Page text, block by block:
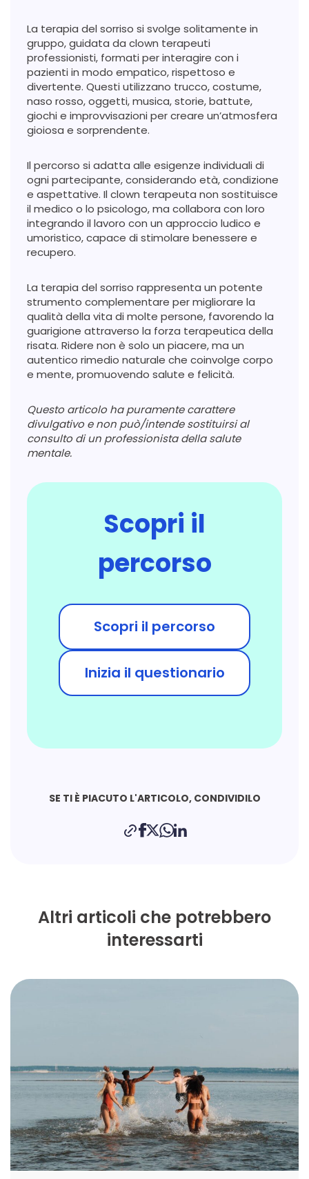
La terapia del sorriso si svolge solitamente in
gruppo, guidata da clown terapeuti
professionisti, formati per interagire con i
pazienti in modo empatico, rispettoso e
divertente. Questi utilizzano trucco, costume,
naso rosso, oggetti, musica, storie, battute,
giochi e improvvisazioni per creare un’atmosfera
gioiosa e sorprendente.
Il percorso si adatta alle esigenze individuali di
ogni partecipante, considerando età, condizione
e aspettative. Il clown terapeuta non sostituisce
il medico o lo psicologo, ma collabora con loro
integrando il lavoro con un approccio ludico e
umoristico, capace di stimolare benessere e
recupero.
La terapia del sorriso rappresenta un potente
strumento complementare per migliorare la
qualità della vita di molte persone, favorendo la
guarigione attraverso la forza terapeutica della
risata. Ridere non è solo un piacere, ma un
autentico rimedio naturale che coinvolge corpo
e mente, promuovendo salute e felicità.
Questo articolo ha puramente carattere
divulgativo e non può/intende sostituirsi al
consulto di un professionista della salute
mentale.
Scopri il
percorso
Scopri il percorso
Inizia il questionario
SE TI È PIACUTO L'ARTICOLO, CONDIVIDILO
Altri articoli che potrebbero
interessarti